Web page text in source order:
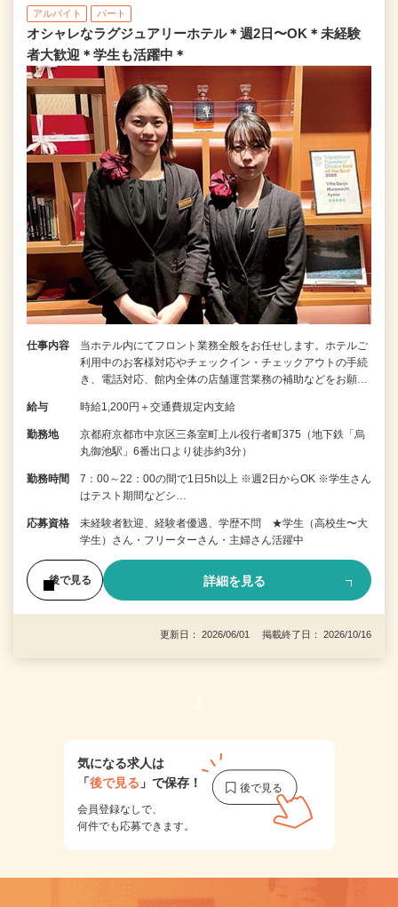
アルバイト パート
オシャレなラグジュアリーホテル＊週2日〜OK＊未経験
者大歓迎＊学生も活躍中＊
仕事内容
当ホテル内にてフロント業務全般をお任せします。ホテルご
利用中のお客様対応やチェックイン・チェックアウトの手続
き、電話対応、館内全体の店舗運営業務の補助などをお願…
給与 時給1,200円＋交通費規定内支給
勤務地
京都府京都市中京区三条室町上ル役行者町375（地下鉄「烏
丸御池駅」6番出口より徒歩約3分）
勤務時間
7：00～22：00の間で1日5h以上 ※週2日からOK ※学生さん
はテスト期間などシ…
応募資格
未経験者歓迎、経験者優遇、学歴不問 ★学生（高校生〜大
学生）さん・フリーターさん・主婦さん活躍中
後で見る 詳細を見る
更新日： 2026/06/01 掲載終了日： 2026/10/16
気になる求人は
「後で見る 」で保存！
会員登録なしで、
何件でも応募できます。